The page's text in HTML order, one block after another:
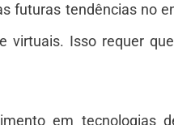
futuras tendências no
virtuais. Isso requer
em tecnologias